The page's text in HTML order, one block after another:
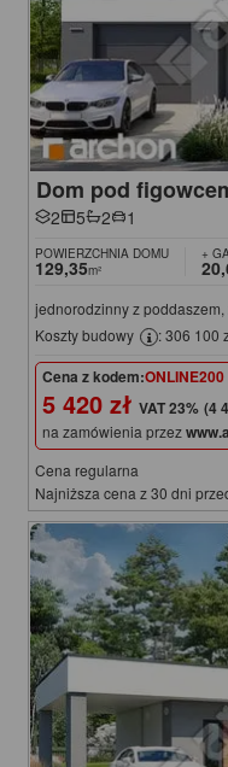
Dom pod
2 5 2 1
POWIERZCHNIA DOMU
129,35m²
+
jednorodzinny z
Koszty budowy
: 306 100
Cena z kodem:ONLINE200
5 420 zł (4
na zamówienia przez
Cena regularna
Najniższa cena z 30 dni